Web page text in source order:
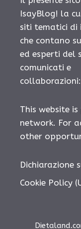
IsayBlog! la
siti tematici di
che contano
ed esperti del
comunicati e
collaborazioni:
This website
network. For
other
Dichiarazione
Cookie Policy